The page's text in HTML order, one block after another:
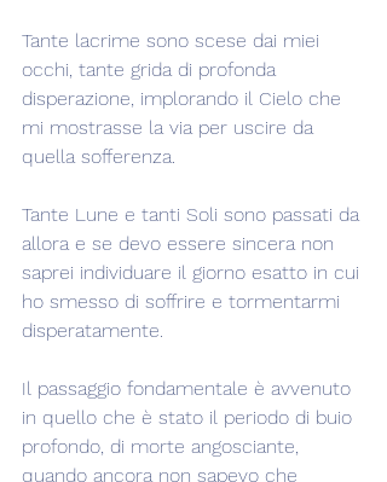
Tante lacrime sono scese dai miei
occhi, tante grida di profonda
disperazione, implorando il Cielo che
mi mostrasse la via per uscire da
quella sofferenza.
Tante Lune e tanti Soli sono passati da
allora e se devo essere sincera non
saprei individuare il giorno esatto in cui
ho smesso di soffrire e tormentarmi
disperatamente.
Il passaggio fondamentale è avvenuto
in quello che è stato il periodo di buio
profondo, di morte angosciante,
quando ancora non sapevo che